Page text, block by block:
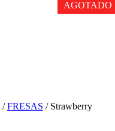
/FRESAS / Strawberry
AGOTADO
AGOTADO
AGOTADO